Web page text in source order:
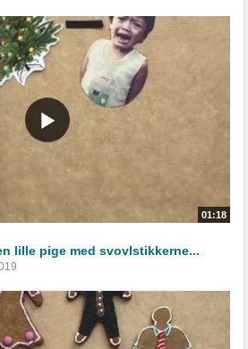
01:18
lille pige med svovlstikkerne...